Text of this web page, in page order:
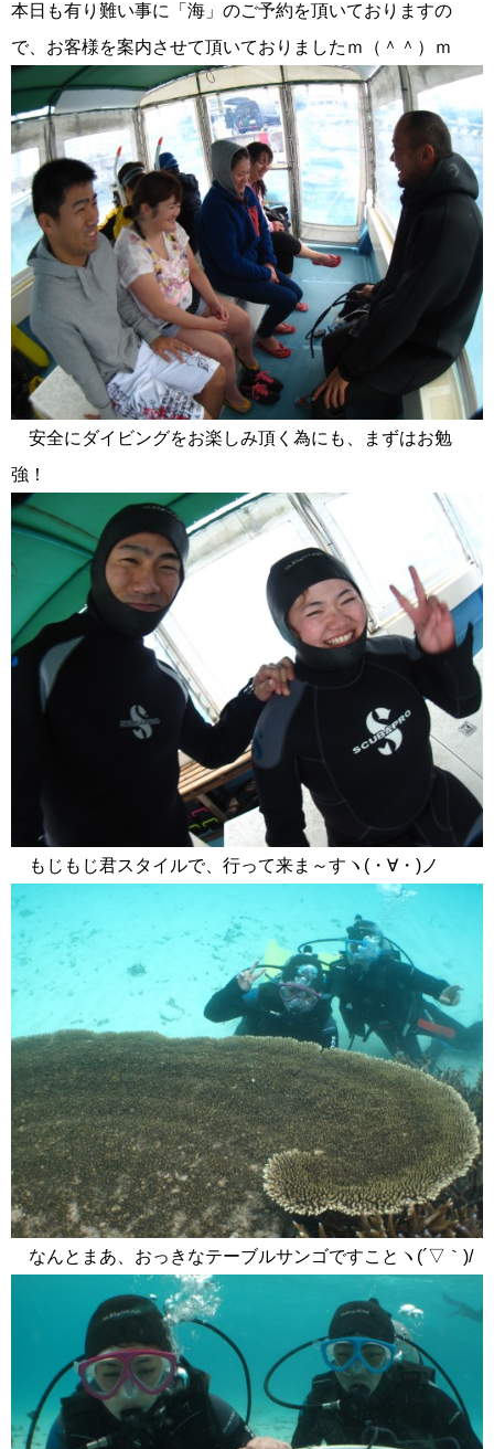
本日も有り難い事に「海」のご予約を頂いておりますの
で、お客様を案内させて頂いておりましたｍ（＾＾）ｍ
安全にダイビングをお楽しみ頂く為にも、まずはお勉
強！
もじもじ君スタイルで、行って来ま～すヽ(・∀・)ノ
なんとまあ、おっきなテーブルサンゴですことヽ(´▽｀)/